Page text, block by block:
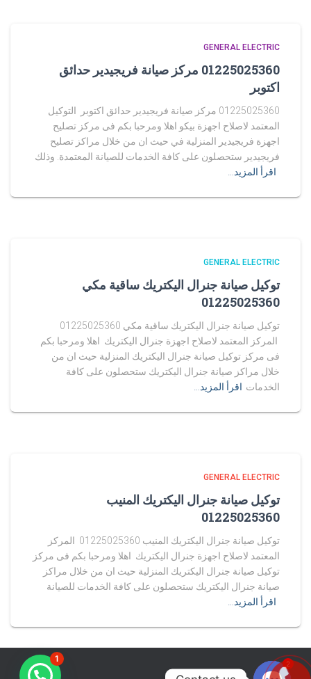
GENERAL ELECTRIC
01225025360 مركز صيانة فريجيدير حدائق
اكتوبر
01225025360 مركز صيانة فريجيدير حدائق اكتوبر التوكيل
المعتمد لاصلاح اجهزة بيكو اهلا ومرحبا بكم فى مركز تصليح
اجهزة فريجيدير المنزلية في حيث ان من خلال مراكز تصليح
فريجيدير ستحصلون على كافة الخدمات للصيانة المعتمدة. وذلك
اقرأ المزيد…
GENERAL ELECTRIC
توكيل صيانة جنرال اليكتريك ساقية مكي
01225025360
توكيل صيانة جنرال اليكتريك ساقية مكي 01225025360
المركز المعتمد لاصلاح اجهزة جنرال اليكتريك اهلا ومرحبا بكم
فى مركز توكيل صيانة جنرال اليكتريك المنزلية حيث ان من
خلال مراكز صيانة جنرال اليكتريك ستحصلون على كافة
الخدمات اقرأ المزيد…
GENERAL ELECTRIC
توكيل صيانة جنرال اليكتريك المنيب
01225025360
توكيل صيانة جنرال اليكتريك المنيب 01225025360 المركز
المعتمد لاصلاح اجهزة جنرال اليكتريك اهلا ومرحبا بكم فى مركز
توكيل صيانة جنرال اليكتريك المنزلية حيث ان من خلال مراكز
صيانة جنرال اليكتريك ستحصلون على كافة الخدمات للصيانة
اقرأ المزيد…
1 2